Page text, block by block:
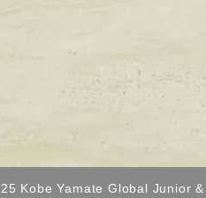
Kobe Yamate Global Junior